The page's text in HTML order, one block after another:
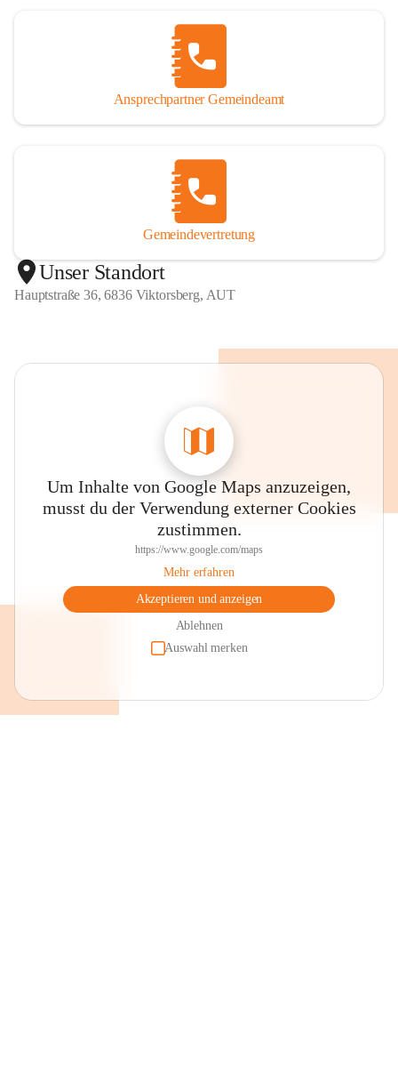
Ansprechpartner Gemeindeamt
Gemeindevertretung
Unser Standort
Hauptstraße 36, 6836 Viktorsberg, AUT
Um Inhalte von Google Maps anzuzeigen,
musst du der Verwendung externer Cookies
zustimmen.
https://www.google.com/maps
Mehr erfahren
Akzeptieren und anzeigen
Ablehnen
Auswahl merken